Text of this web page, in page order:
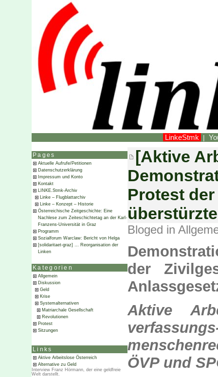
LinkeStmk |
Pages
Aktuelle Aufrufe/Petitionen
Datenschutzerklärung
Impressum und Konto
Kontakt
LINKE.Stmk-Archiv
Linke – Flugblattarchiv
Linke – Konzept – Historie
Österreichische Zeitgeschichte: Eine
Nachlese zum Zeiteschichtetag an der Karl-
Franzens-Universität in Graz
Programm
Sozialforum Warclaw: Bericht von Helga
[solidaritaet-graz] … Reorganisation der
Linken
Kategorien
Allgemein
Diskussion
Geld
Krise
Systemalternativen
Matriarchale Gesellschaft
Revolutionen
Protest
Sitzungen
Links
Aktive Arbeitslose Österreich
Alternative zu Geld
Interview Franz Hörmann, der eine geldfreie
Welt darstellt.
[Aktive
Protest
Bloged in
der
Aktive
ÖVP und